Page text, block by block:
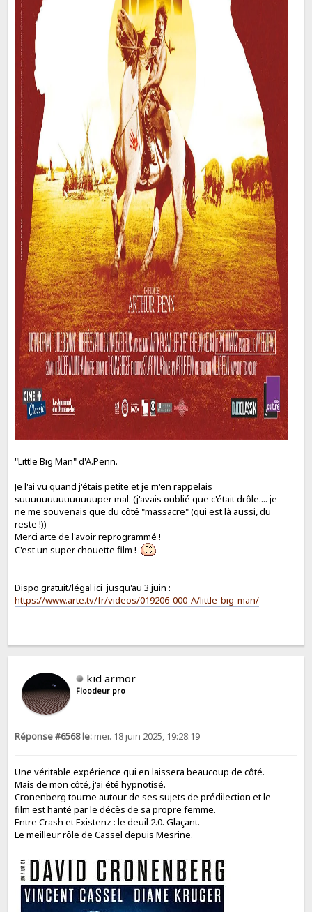
"Little Big Man" d'A.Penn.
Je l'ai vu quand j'étais petite et je m'en rappelais
suuuuuuuuuuuuuuper mal. (j'avais oublié que c'était drôle.... je
ne me souvenais que du côté "massacre" (qui est là aussi, du
reste !))
Merci arte de l'avoir reprogrammé !
C'est un super chouette film !
Dispo gratuit/légal ici jusqu'au 3 juin :
https://www.arte.tv/fr/videos/019206-000-A/little-big-man/
kid armor
Floodeur pro
Réponse #6568 le:mer. 18 juin 2025, 19:28:19
Une véritable expérience qui en laissera beaucoup de côté.
Mais de mon côté, j'ai été hypnotisé.
Cronenberg tourne autour de ses sujets de prédilection et le
film est hanté par le décès de sa propre femme.
Entre Crash et Existenz : le deuil 2.0. Glaçant.
Le meilleur rôle de Cassel depuis Mesrine.